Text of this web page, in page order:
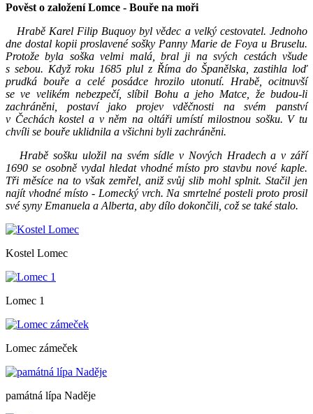
Pověst o založení Lomce - Bouře na moři
Hrabě Karel Filip Buquoy byl vědec a velký cestovatel. Jednoho
dne dostal kopii proslavené sošky Panny Marie de Foya u Bruselu.
Protože byla soška velmi malá, bral ji na svých cestách všude
s sebou. Když roku 1685 plul z Říma do Španělska, zastihla loď
prudká bouře a celé posádce hrozilo utonutí. Hrabě, ocitnuvší
se ve velikém nebezpečí, slíbil Bohu a jeho Matce, že budou-li
zachráněni, postaví jako projev vděčnosti na svém panství
v Čechách kostel a v něm na oltáři umístí milostnou sošku. V tu
chvíli se bouře uklidnila a všichni byli zachráněni.
Hrabě sošku uložil na svém sídle v Nových Hradech a v září
1690 se osobně vydal hledat vhodné místo pro stavbu nové kaple.
Tři měsíce na to však zemřel, aniž svůj slib mohl splnit. Stačil jen
najít vhodné místo - Lomecký vrch. Na smrtelné posteli proto prosil
své syny Emanuela a Alberta, aby dílo dokončili, což se také stalo.
Kostel Lomec
Lomec 1
Lomec zámeček
památná lípa Naděje